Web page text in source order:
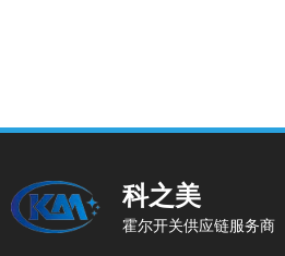
科之美
霍尔开关供应链服务商